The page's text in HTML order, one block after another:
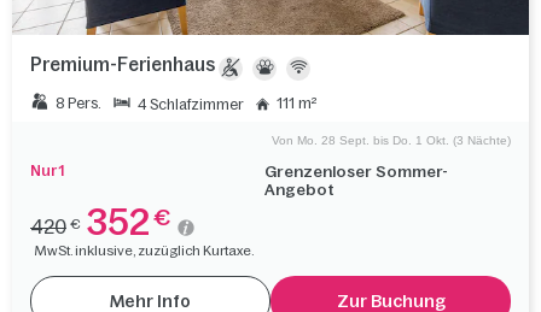
Premium-Ferienhaus
8 Pers. 4 Schlafzimmer 111 m²
Nur 1
Grenzenloser Sommer-
Angebot
Von Mo. 28 Sept. bis Do. 1 Okt. (3 Nächte)
420 € 352 €
MwSt. inklusive, zuzüglich Kurtaxe.
Mehr Info Zur Buchung